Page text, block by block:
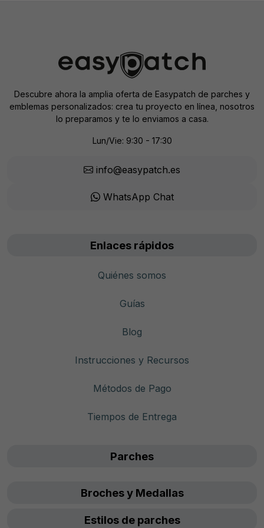
Descubre ahora la amplia oferta de Easypatch de parches y
emblemas personalizados: crea tu proyecto en línea, nosotros
lo preparamos y te lo enviamos a casa.
Lun/Vie: 9:30 - 17:30
info@easypatch.es
WhatsApp Chat
Enlaces rápidos
Quiénes somos
Guías
Blog
Instrucciones y Recursos
Métodos de Pago
Tiempos de Entrega
Parches
Broches y Medallas
Estilos de parches